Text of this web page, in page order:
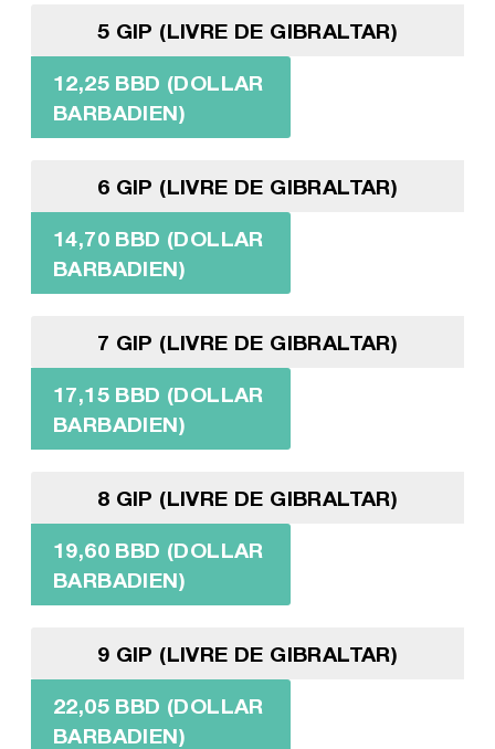
5 GIP (LIVRE DE GIBRALTAR)
12,25 BBD (DOLLAR
BARBADIEN)
6 GIP (LIVRE DE GIBRALTAR)
14,70 BBD (DOLLAR
BARBADIEN)
7 GIP (LIVRE DE GIBRALTAR)
17,15 BBD (DOLLAR
BARBADIEN)
8 GIP (LIVRE DE GIBRALTAR)
19,60 BBD (DOLLAR
BARBADIEN)
9 GIP (LIVRE DE GIBRALTAR)
22,05 BBD (DOLLAR
BARBADIEN)